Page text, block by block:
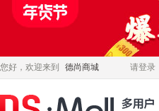
您好，欢迎来到 德尚商城 请登录